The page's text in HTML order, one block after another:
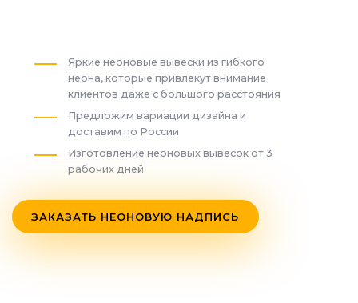
Яркие неоновые вывески из гибкого
неона, которые привлекут внимание
клиентов даже с большого расстояния
Предложим вариации дизайна и
доставим по России
Изготовление неоновых вывесок от 3
рабочих дней
ЗАКАЗАТЬ НЕОНОВУЮ НАДПИСЬ